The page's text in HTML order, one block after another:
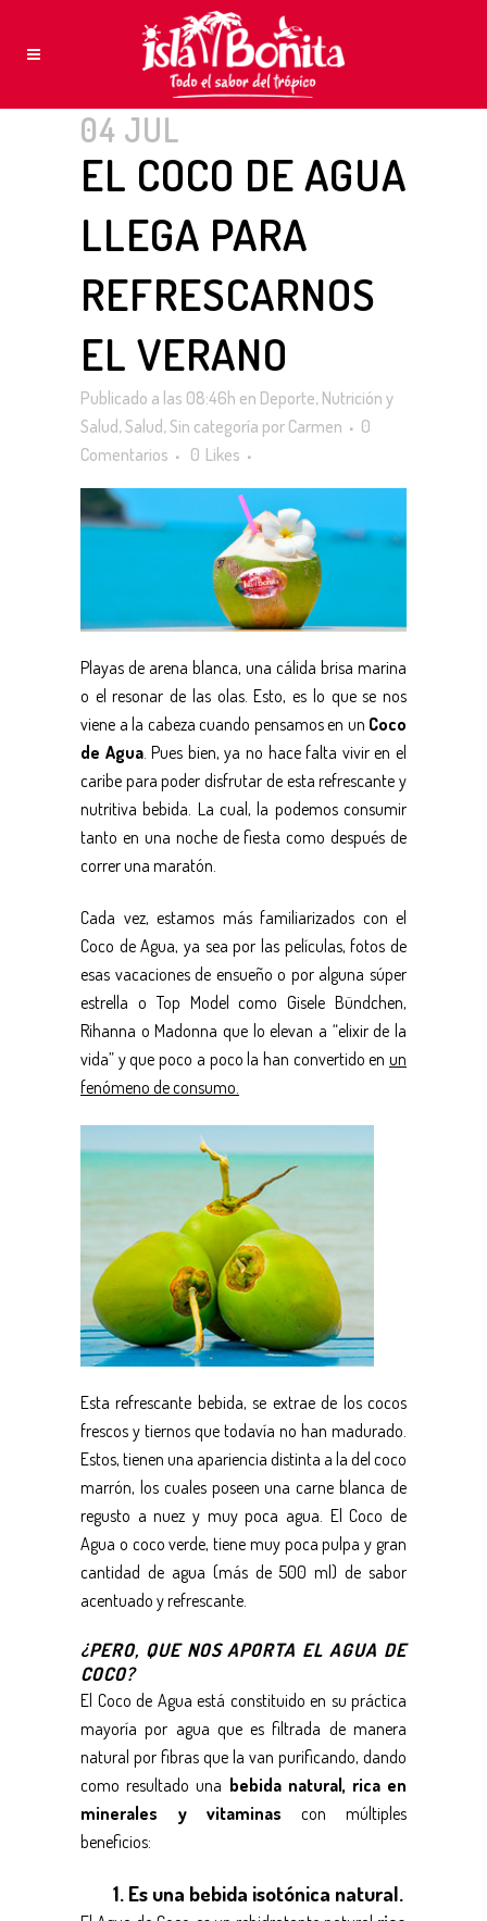
04 JUL
EL COCO DE AGUA
LLEGA PARA
REFRESCARNOS
EL VERANO
Publicado a las 08:46h en Deporte, Nutrición y
Salud,Salud,Sin categoría por Carmen
0
Comentarios
0 Likes
Playas de arena blanca, una cálida brisa marina
o el resonar de las olas. Esto, es lo que se nos
viene a la cabeza cuando pensamos en un Coco
de Agua. Pues bien, ya no hace falta vivir en el
caribe para poder disfrutar de esta refrescante y
nutritiva bebida. La cual, la podemos consumir
tanto en una noche de fiesta como después de
correr una maratón.
Cada vez, estamos más familiarizados con el
Coco de Agua, ya sea por las películas, fotos de
esas vacaciones de ensueño o por alguna súper
estrella o Top Model como Gisele Bündchen,
Rihanna o Madonna que lo elevan a “elixir de la
vida” y que poco a poco la han convertido en un
fenómeno de consumo.
Esta refrescante bebida, se extrae de los cocos
frescos y tiernos que todavía no han madurado.
Estos, tienen una apariencia distinta a la del coco
marrón, los cuales poseen una carne blanca de
regusto a nuez y muy poca agua. ElCoco de
Agua o coco verde, tiene muy poca pulpa y gran
cantidad de agua (más de 500 ml) de sabor
acentuado y refrescante.
¿PERO, QUE NOS APORTA EL AGUA DE
COCO?
El Coco de Agua está constituido en su práctica
mayoría por agua que es filtrada de manera
natural por fibras que la van purificando, dando
como resultado una bebida natural, rica en
minerales y vitaminas con múltiples
beneficios:
1. Es una bebida isotónica natural.